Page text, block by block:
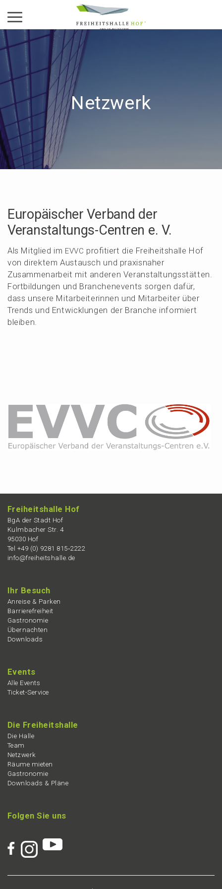
Aktiviere das Menü
Netzwerk
Europäi­scher Verband der
Veran­stal­tungs-Centren e. V.
Als Mitglied im EVVC profi­tiert die Freiheits­hal­le Hof
von direk­tem Austausch und praxis­na­her
Zusam­men­ar­beit mit anderen Veran­stal­tungs­stät­ten.
Fortbil­dun­gen und Branchen­events sorgen dafür,
dass unsere Mitar­bei­te­rin­nen und Mitar­bei­ter über
Trends und Entwick­lun­gen der Branche infor­miert
bleiben.
Freiheits­hal­le Hof
BgA der Stadt Hof
Kulmba­cher Str. 4
95030 Hof
Tel +49 (0) 9281 815‑2222
info@freiheitshalle.de
Ihr Besuch
Anrei­se & Parken
Barrie­re­frei­heit
Gastro­no­mie
Übernach­ten
Downloads
Events
Alle Events
Ticket-Service
Die Freiheits­hal­le
Die Halle
Team
Netzwerk
Räume mieten
Gastro­no­mie
Downloads & Pläne
Folgen Sie uns